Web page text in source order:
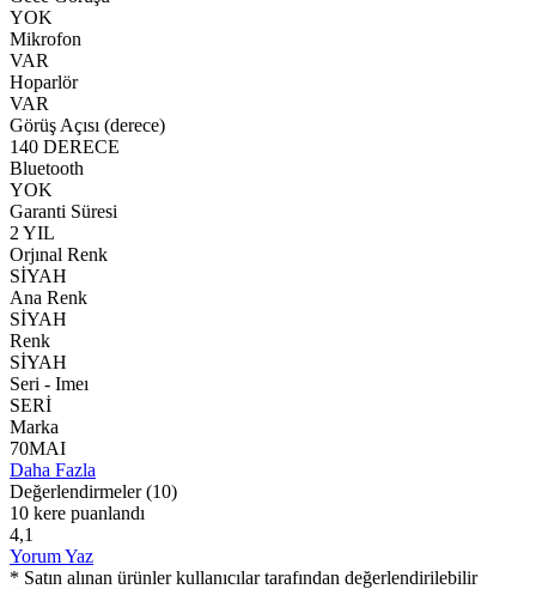
YOK
Mikrofon
VAR
Hoparlör
VAR
Görüş Açısı (derece)
140 DERECE
Bluetooth
YOK
Garanti Süresi
2 YIL
Orjınal Renk
SİYAH
Ana Renk
SİYAH
Renk
SİYAH
Seri - Imeı
SERİ
Marka
70MAI
Daha Fazla
Değerlendirmeler (10)
10 kere puanlandı
4,1
Yorum Yaz
* Satın alınan ürünler kullanıcılar tarafından değerlendirilebilir